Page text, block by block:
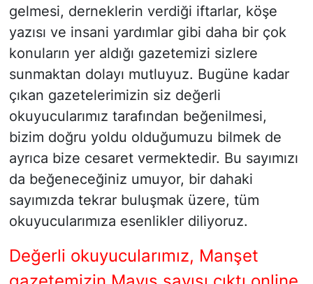
gelmesi, derneklerin verdiği iftarlar, köşe
yazısı ve insani yardımlar gibi daha bir çok
konuların yer aldığı gazetemizi sizlere
sunmaktan dolayı mutluyuz. Bugüne kadar
çıkan gazetelerimizin siz değerli
okuyucularımız tarafından beğenilmesi,
bizim doğru yoldu olduğumuzu bilmek de
ayrıca bize cesaret vermektedir. Bu sayımızı
da beğeneceğiniz umuyor, bir dahaki
sayımızda tekrar buluşmak üzere, tüm
okuyucularımıza esenlikler diliyoruz.
Değerli okuyucularımız, Manşet